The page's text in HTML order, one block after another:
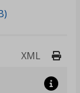
XML